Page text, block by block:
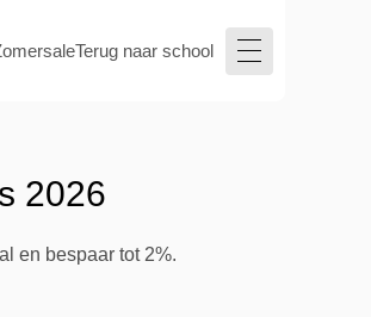
Terug naar school
2026
en bespaar tot 2%.